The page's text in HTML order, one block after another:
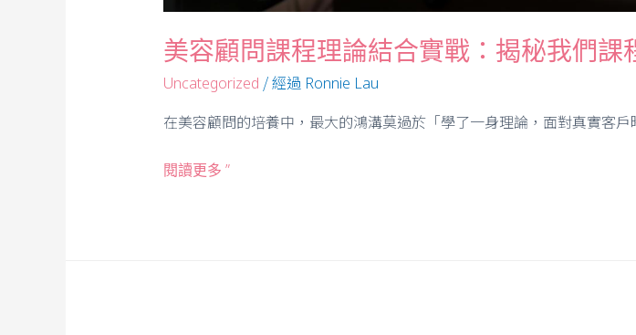
美容顧問課程理論結合實戰：揭秘我們
Uncategorized / 經過 Ronnie Lau
在美容顧問的培養中，最大的鴻溝莫過於「學了一身理論，面對真實
閱讀更多 ”